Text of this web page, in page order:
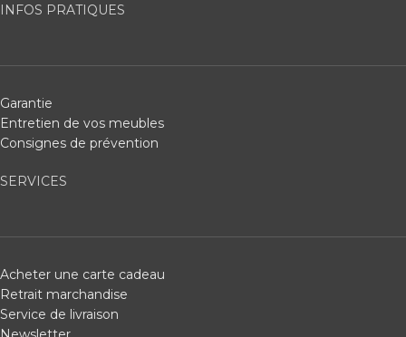
INFOS PRATIQUES
Garantie
Entretien de vos meubles
Consignes de prévention
SERVICES
Acheter une carte cadeau
Retrait marchandise
Service de livraison